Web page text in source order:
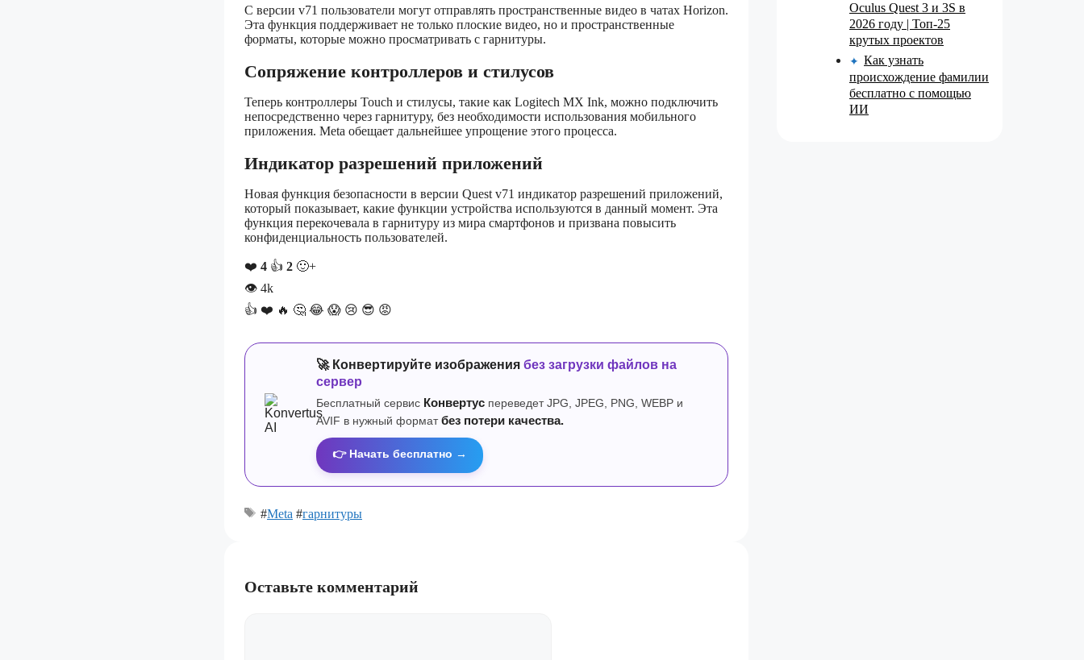
С версии v71 пользователи могут отправлять пространственные видео в чатах Horizon.
Эта функция поддерживает не только плоские видео, но и пространственные
форматы, которые можно просматривать с гарнитуры.
Сопряжение контроллеров и стилусов
Теперь контроллеры Touch и стилусы, такие как Logitech MX Ink, можно подключить
непосредственно через гарнитуру, без необходимости использования мобильного
приложения. Meta обещает дальнейшее упрощение этого процесса.
Индикатор разрешений приложений
Новая функция безопасности в версии Quest v71 индикатор разрешений приложений,
который показывает, какие функции устройства используются в данный момент. Эта
функция перекочевала в гарнитуру из мира смартфонов и призвана повысить
конфиденциальность пользователей.
❤️ 4 👍 2 🙂+
👁 4k
👍 ❤️ 🔥 🤔 😂 😱 😢 😎 😡
🚀 Конвертируйте изображения без загрузки файлов на
сервер
Бесплатный сервис Конвертус переведет JPG, JPEG, PNG, WEBP и
AVIF в нужный формат без потери качества.
👉 Начать бесплатно →
#Meta #гарнитуры
Оставьте комментарий
Oculus Quest 3 и 3S в
2026 году | Топ-25
крутых проектов
✦ Как узнать
происхождение фамилии
бесплатно с помощью
ИИ